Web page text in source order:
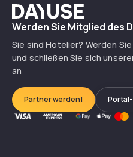
Dayuse
Werden Sie Mitglied des
Sie sind Hotelier? Werden
und schließen Sie sich
an
Partner werden!